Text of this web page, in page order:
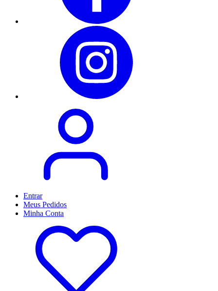
Entrar
Meus Pedidos
Minha Conta